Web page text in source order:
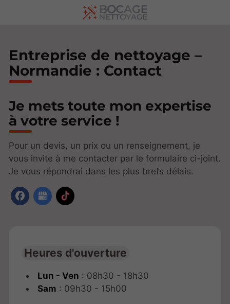
Entreprise de nettoyage –
Normandie : Contact
Je mets toute mon expertise
à votre service !
Pour un devis, un prix ou un renseignement, je
vous invite à me contacter par le formulaire ci-joint.
Je vous répondrai dans les plus brefs délais.
Heures d'ouverture
Lun - Ven : 08h30 - 18h30
Sam : 09h30 - 15h00